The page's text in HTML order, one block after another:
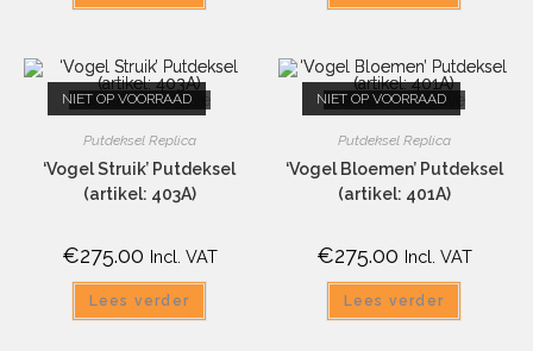
NIET OP VOORRAAD
Snelle weergave
Putdeksel Replica
‘Vogel Struik’ Putdeksel
(artikel: 403A)
€275.00 Incl. VAT
Lees verder
NIET OP VOORRAAD
Snelle weergave
Putdeksel Replica
‘Vogel Bloemen’ Putdeksel
(artikel: 401A)
€275.00 Incl. VAT
Lees verder